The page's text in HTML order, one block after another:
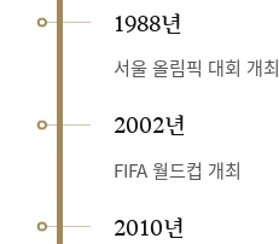
1988년
서울 올림픽 대회 개최
2002년
FIFA 월드컵 개최
2010년